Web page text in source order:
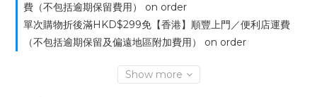
費（不包括逾期保留費用） on order
單次購物折後滿HKD$299免【香港】順豐上門／便利店運費
（不包括逾期保留及偏遠地區附加費用） on order
Show more